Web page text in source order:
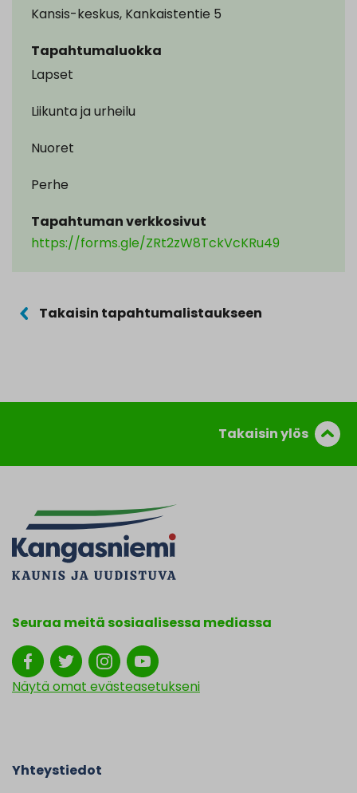
Kansis-keskus, Kankaistentie 5
Tapahtumaluokka
Lapset
Liikunta ja urheilu
Nuoret
Perhe
Tapahtuman verkkosivut
https://forms.gle/ZRt2zW8TckVcKRu49
Takaisin tapahtumalistaukseen
Takaisin ylös
Seuraa meitä sosiaalisessa mediassa
Näytä omat evästeasetukseni
Yhteystiedot